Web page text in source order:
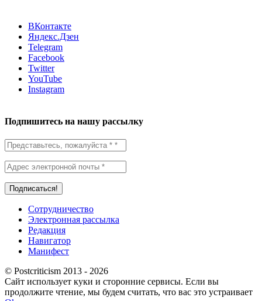
ВКонтакте
Яндекс.Дзен
Telegram
Facebook
Twitter
YouTube
Instagram
Подпишитесь на нашу рассылку
Сотрудничество
Электронная рассылка
Редакция
Навигатор
Манифест
© Postcriticism 2013 - 2026
Сайт использует куки и сторонние сервисы. Если вы
продолжите чтение, мы будем считать, что вас это устраивает